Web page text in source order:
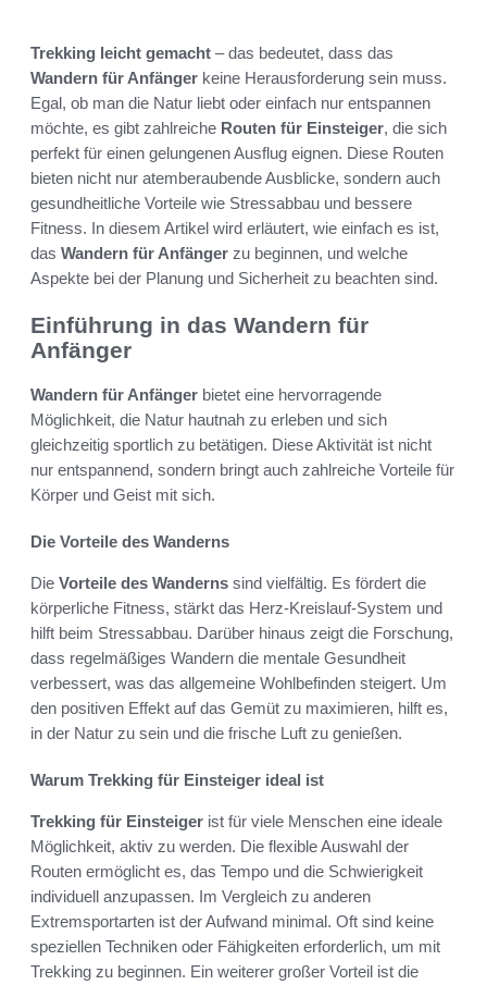
Trekking leicht gemacht – das bedeutet, dass das
Wandern für Anfänger keine Herausforderung sein muss.
Egal, ob man die Natur liebt oder einfach nur entspannen
möchte, es gibt zahlreiche Routen für Einsteiger, die sich
perfekt für einen gelungenen Ausflug eignen. Diese Routen
bieten nicht nur atemberaubende Ausblicke, sondern auch
gesundheitliche Vorteile wie Stressabbau und bessere
Fitness. In diesem Artikel wird erläutert, wie einfach es ist,
das Wandern für Anfänger zu beginnen, und welche
Aspekte bei der Planung und Sicherheit zu beachten sind.
Einführung in das Wandern für
Anfänger
Wandern für Anfänger bietet eine hervorragende
Möglichkeit, die Natur hautnah zu erleben und sich
gleichzeitig sportlich zu betätigen. Diese Aktivität ist nicht
nur entspannend, sondern bringt auch zahlreiche Vorteile für
Körper und Geist mit sich.
Die Vorteile des Wanderns
Die Vorteile des Wanderns sind vielfältig. Es fördert die
körperliche Fitness, stärkt das Herz-Kreislauf-System und
hilft beim Stressabbau. Darüber hinaus zeigt die Forschung,
dass regelmäßiges Wandern die mentale Gesundheit
verbessert, was das allgemeine Wohlbefinden steigert. Um
den positiven Effekt auf das Gemüt zu maximieren, hilft es,
in der Natur zu sein und die frische Luft zu genießen.
Warum Trekking für Einsteiger ideal ist
Trekking für Einsteiger ist für viele Menschen eine ideale
Möglichkeit, aktiv zu werden. Die flexible Auswahl der
Routen ermöglicht es, das Tempo und die Schwierigkeit
individuell anzupassen. Im Vergleich zu anderen
Extremsportarten ist der Aufwand minimal. Oft sind keine
speziellen Techniken oder Fähigkeiten erforderlich, um mit
Trekking zu beginnen. Ein weiterer großer Vorteil ist die